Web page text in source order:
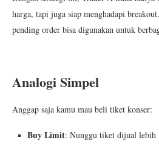
harga, tapi juga siap menghadapi
pending order bisa digunakan untuk
Analogi Simpel
Anggap saja kamu mau beli tiket konser:
Buy Limit: Nunggu tiket dijual lebih